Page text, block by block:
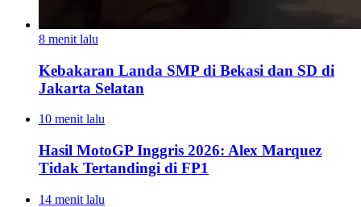
8 menit lalu
Kebakaran Landa SMP di Bekasi dan SD di
Jakarta Selatan
10 menit lalu
Hasil MotoGP Inggris 2026: Alex Marquez
Tidak Tertandingi di FP1
14 menit lalu